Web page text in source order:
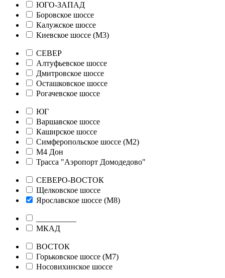
ЮГО-ЗАПАД
Боровское шоссе
Калужское шоссе
Киевское шоссе (М3)
СЕВЕР
Алтуфьевское шоссе
Дмитровское шоссе
Осташковское шоссе
Рогачевское шоссе
ЮГ
Варшавское шоссе
Каширское шоссе
Симферопольское шоссе (М2)
М4 Дон
Трасса "Аэропорт Домодедово"
СЕВЕРО-ВОСТОК
Щелковское шоссе
Ярославское шоссе (М8)
МКАД
ВОСТОК
Горьковское шоссе (М7)
Носовихинское шоссе